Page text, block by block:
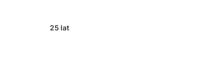
25 lat